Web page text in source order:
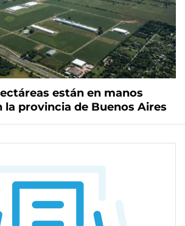
están en manos
la provincia de Buenos Aires